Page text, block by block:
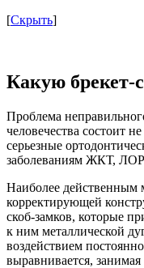
[Скрыть]
Какую брекет-
Проблема
человечества состоит
серьезные
заболеваниям ЖКТ, ЛОР
Наиболее действенным
корректирующей
скоб-замков, которые
к ним металлической
воздействием
выравнивается,